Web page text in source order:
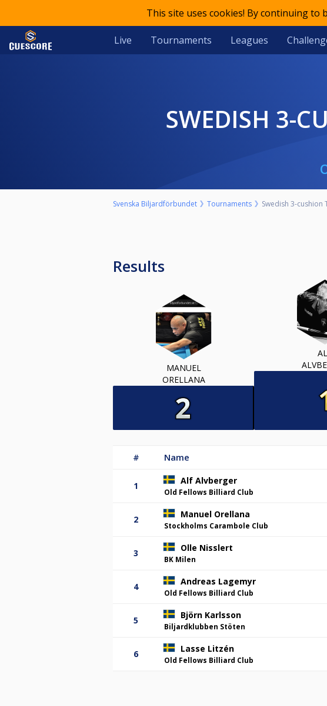
This site uses cookies! By continuing
Live Tournaments Leagues
SWEDISH 3-
Svenska Biljardförbundet Tournaments Swedish 3-cushion
Results
MANUEL
ORELLANA
# Name
1 Alf Alvberger
Old Fellows Billiard Club
2 Manuel Orellana
Stockholms Carambole Club
3 Olle Nisslert
BK Milen
4 Andreas Lagemyr
Old Fellows Billiard Club
5 Björn Karlsson
Biljardklubben Stöten
6 Lasse Litzén
Old Fellows Billiard Club